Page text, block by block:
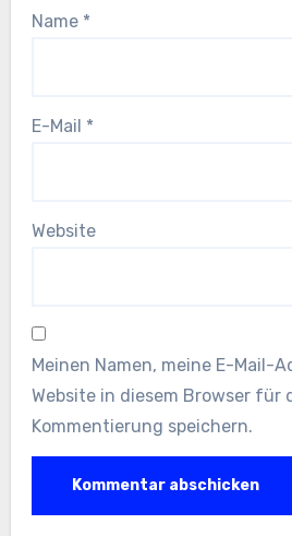
Name *
E-Mail *
Website
Meinen Namen, meine E-Mail-
Website in diesem Browser für
Kommentierung speichern.